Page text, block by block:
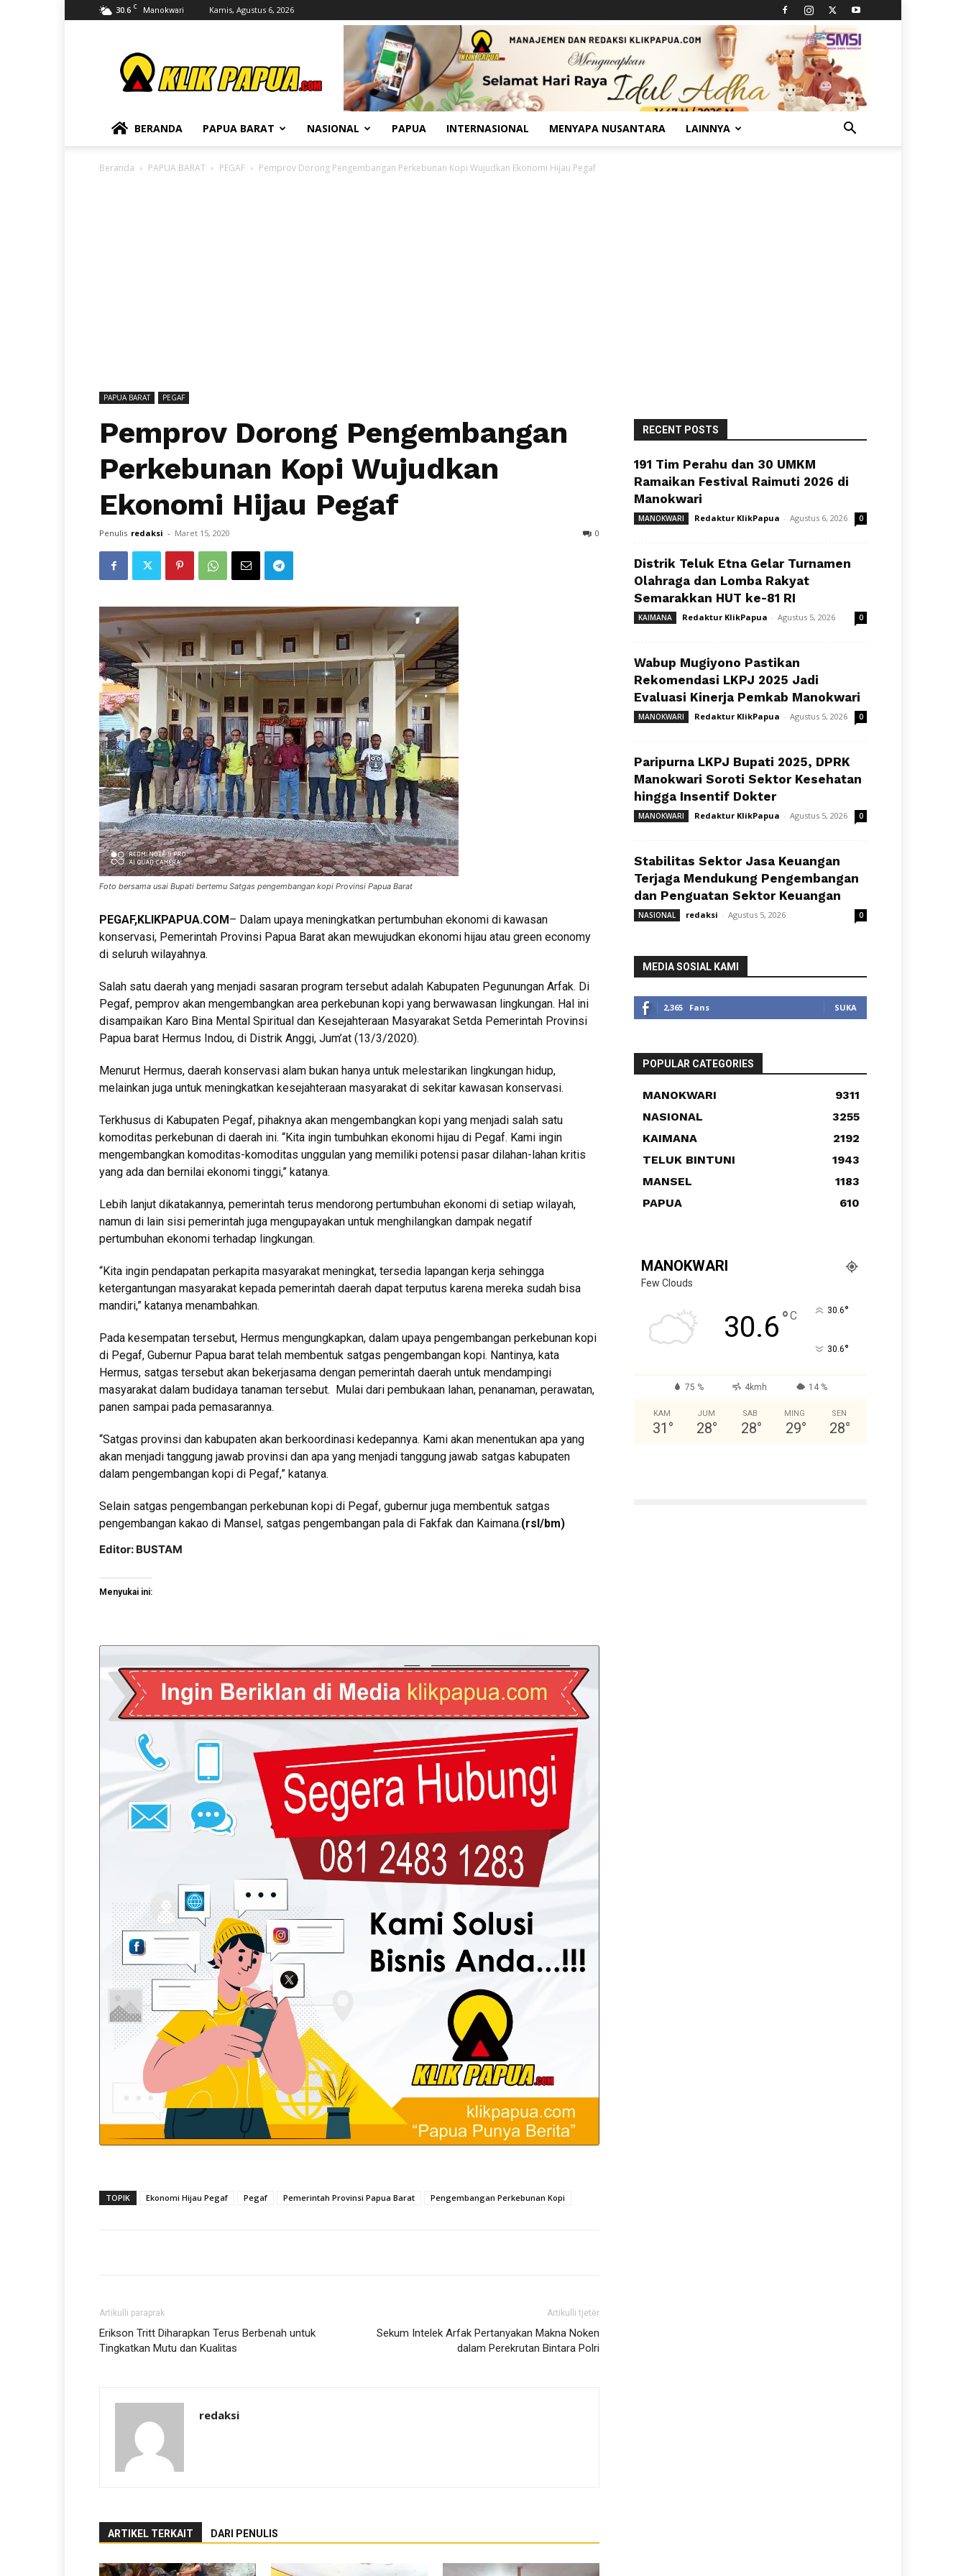
30.6 C Manokwari Kamis, Agustus 6, 2026
BERANDA PAPUA BARAT NASIONAL PAPUA INTERNASIONAL MENYAPA NUSANTARA LAINNYA
Beranda PAPUA BARAT PEGAF Pemprov Dorong Pengembangan Perkebunan Kopi Wujudkan Ekonomi Hijau Pegaf
PAPUA BARAT PEGAF
Pemprov Dorong Pengembangan
Perkebunan Kopi Wujudkan
Ekonomi Hijau Pegaf
Penulis redaksi - Maret 15, 2020 0
Foto bersama usai Bupati bertemu Satgas pengembangan kopi Provinsi Papua Barat
PEGAF,KLIKPAPUA.COM– Dalam upaya meningkatkan pertumbuhan ekonomi di kawasan
konservasi, Pemerintah Provinsi Papua Barat akan mewujudkan ekonomi hijau atau green economy
di seluruh wilayahnya.
Salah satu daerah yang menjadi sasaran program tersebut adalah Kabupaten Pegunungan Arfak. Di
Pegaf, pemprov akan mengembangkan area perkebunan kopi yang berwawasan lingkungan. Hal ini
disampaikan Karo Bina Mental Spiritual dan Kesejahteraan Masyarakat Setda Pemerintah Provinsi
Papua barat Hermus Indou, di Distrik Anggi, Jum’at (13/3/2020).
Menurut Hermus, daerah konservasi alam bukan hanya untuk melestarikan lingkungan hidup,
melainkan juga untuk meningkatkan kesejahteraan masyarakat di sekitar kawasan konservasi.
Terkhusus di Kabupaten Pegaf, pihaknya akan mengembangkan kopi yang menjadi salah satu
komoditas perkebunan di daerah ini. “Kita ingin tumbuhkan ekonomi hijau di Pegaf. Kami ingin
mengembangkan komoditas-komoditas unggulan yang memiliki potensi pasar dilahan-lahan kritis
yang ada dan bernilai ekonomi tinggi,” katanya.
Lebih lanjut dikatakannya, pemerintah terus mendorong pertumbuhan ekonomi di setiap wilayah,
namun di lain sisi pemerintah juga mengupayakan untuk menghilangkan dampak negatif
pertumbuhan ekonomi terhadap lingkungan.
“Kita ingin pendapatan perkapita masyarakat meningkat, tersedia lapangan kerja sehingga
ketergantungan masyarakat kepada pemerintah daerah dapat terputus karena mereka sudah bisa
mandiri,” katanya menambahkan.
Pada kesempatan tersebut, Hermus mengungkapkan, dalam upaya pengembangan perkebunan kopi
di Pegaf, Gubernur Papua barat telah membentuk satgas pengembangan kopi. Nantinya, kata
Hermus, satgas tersebut akan bekerjasama dengan pemerintah daerah untuk mendampingi
masyarakat dalam budidaya tanaman tersebut. Mulai dari pembukaan lahan, penanaman, perawatan,
panen sampai pada pemasarannya.
“Satgas provinsi dan kabupaten akan berkoordinasi kedepannya. Kami akan menentukan apa yang
akan menjadi tanggung jawab provinsi dan apa yang menjadi tanggung jawab satgas kabupaten
dalam pengembangan kopi di Pegaf,” katanya.
Selain satgas pengembangan perkebunan kopi di Pegaf, gubernur juga membentuk satgas
pengembangan kakao di Mansel, satgas pengembangan pala di Fakfak dan Kaimana.(rsl/bm)
Editor: BUSTAM
Menyukai ini:
TOPIK Ekonomi Hijau Pegaf Pegaf Pemerintah Provinsi Papua Barat Pengembangan Perkebunan Kopi
Artikulli paraprak
Erikson Tritt Diharapkan Terus Berbenah untuk
Tingkatkan Mutu dan Kualitas
Artikulli tjetër
Sekum Intelek Arfak Pertanyakan Makna Noken
dalam Perekrutan Bintara Polri
redaksi
ARTIKEL TERKAIT DARI PENULIS
RECENT POSTS
191 Tim Perahu dan 30 UMKM
Ramaikan Festival Raimuti 2026 di
Manokwari
MANOKWARI Redaktur KlikPapua - Agustus 6, 2026 0
Distrik Teluk Etna Gelar Turnamen
Olahraga dan Lomba Rakyat
Semarakkan HUT ke-81 RI
KAIMANA Redaktur KlikPapua - Agustus 5, 2026 0
Wabup Mugiyono Pastikan
Rekomendasi LKPJ 2025 Jadi
Evaluasi Kinerja Pemkab Manokwari
MANOKWARI Redaktur KlikPapua - Agustus 5, 2026 0
Paripurna LKPJ Bupati 2025, DPRK
Manokwari Soroti Sektor Kesehatan
hingga Insentif Dokter
MANOKWARI Redaktur KlikPapua - Agustus 5, 2026 0
Stabilitas Sektor Jasa Keuangan
Terjaga Mendukung Pengembangan
dan Penguatan Sektor Keuangan
NASIONAL redaksi - Agustus 5, 2026 0
MEDIA SOSIAL KAMI
2,365 Fans SUKA
POPULAR CATEGORIES
MANOKWARI
9311
NASIONAL
3255
KAIMANA
2192
TELUK BINTUNI
1943
MANSEL
1183
PAPUA
610
MANOKWARI
Few Clouds
30.6°C 30.6°
30.6°
75 % 4kmh 14 %
KAM
31 °
JUM
28°
SAB
28°
MING
29°
SEN
28°